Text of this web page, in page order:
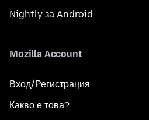
Nightly за Android
Mozilla Account
Вход/Регистрация
Какво е това?